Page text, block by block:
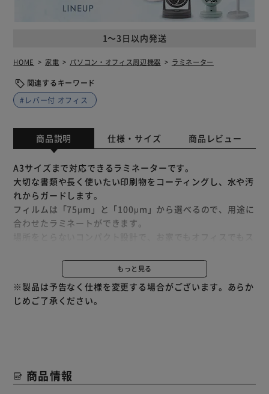
1～3日以内発送
HOME 家電 パソコン・オフィス周辺機器 ラミネーター
関連するキーワード
#レバー付 オフィス
商品説明 仕様・サイズ 商品レビュー
A3サイズまで対応できるラミネーターです。
大切な書類や長く使いたい印刷物をコーティングし、水や汚
れからガードします。
フィルムは「75μm」と「100μm」から選べるので、用途に
合わせたラミネートができます。
フィルムが詰まったときに取り出せる、フリーレバー付きで
電源を入れてから30分後に自動的にヒーターが切れる、オ
ートオフ機能付きです。
もっと見る
※製品は予告なく仕様を変更する場合がございます。あらか
じめご了承ください。
商品情報